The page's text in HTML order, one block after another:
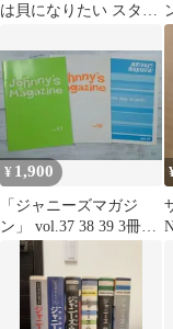
は貝になりたい スタン
ト
¥ 1,900
「ジャニーズマガジ
ン」 vol.37 38 39 3冊セ
ット